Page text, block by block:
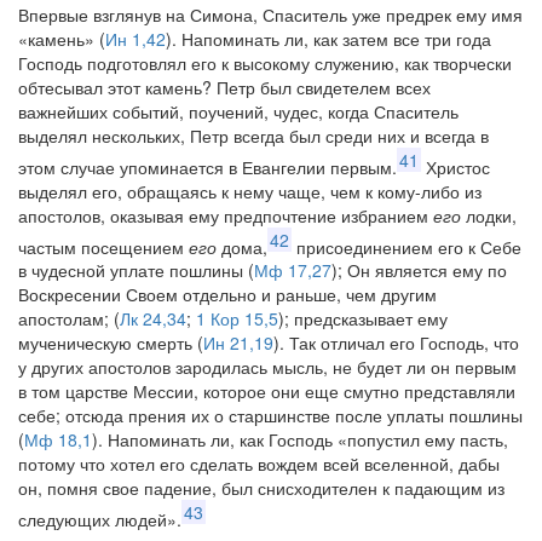
Впервые взглянув на Симона, Спаситель уже предрек ему имя
«камень» (Ин 1,42). Напоминать ли, как затем все три года
Господь подготовлял его к высокому служению, как творчески
обтесывал этот камень? Петр был свидетелем всех
важнейших событий, поучений, чудес, когда Спаситель
выделял нескольких, Петр всегда был среди них и всегда в
этом случае упоминается в Евангелии первым.41 Христос
выделял его, обращаясь к нему чаще, чем к кому-либо из
апостолов, оказывая ему предпочтение избранием его лодки,
частым посещением его дома,42 присоединением его к Себе
в чудесной уплате пошлины (Мф 17,27); Он является ему по
Воскресении Своем отдельно и раньше, чем другим
апостолам; (Лк 24,34; 1 Кор 15,5); предсказывает ему
мученическую смерть (Ин 21,19). Так отличал его Господь, что
у других апостолов зародилась мысль, не будет ли он первым
в том царстве Мессии, которое они еще смутно представляли
себе; отсюда прения их о старшинстве после уплаты пошлины
(Мф 18,1). Напоминать ли, как Господь «попустил ему пасть,
потому что хотел его сделать вождем всей вселенной, дабы
он, помня свое падение, был снисходителен к падающим из
следующих людей».43